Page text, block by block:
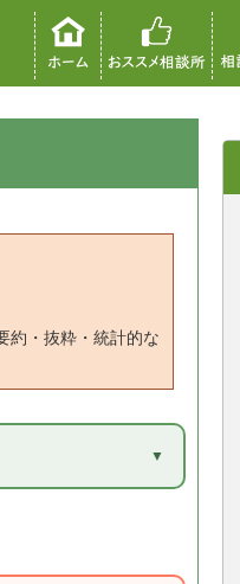
約・抜粋・統計的な